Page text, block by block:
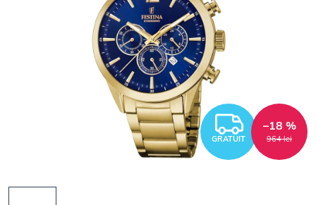
GRATUIT 964 lei
–18 %